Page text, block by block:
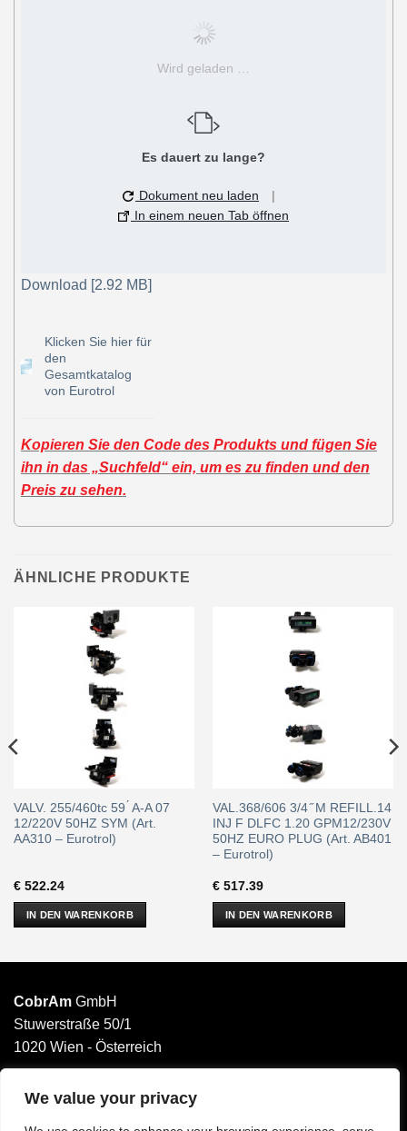
We value your privacy
Wird geladen …
Es dauert zu lange?
Dokument neu laden
|
In einem neuen Tab öffnen
Download [2.92 MB]
Klicken Sie hier für
den
Gesamtkatalog
von Eurotrol
Kopieren Sie den Code des Produkts und fügen Sie
ihn in das „Suchfeld“ ein, um es zu finden und den
Preis zu sehen.
ÄHNLICHE PRODUKTE
VALV. 255/460tc 59 ́ A-A 07
12/220V 50HZ SYM (Art.
AA310 – Eurotrol)
€522.24
IN DEN WARENKORB
VAL.368/606 3/4 ̋ M REFILL.14
INJ F DLFC 1.20 GPM12/230V
50HZ EURO PLUG (Art. AB401
– Eurotrol)
€517.39
IN DEN WARENKORB
CobrAm GmbH
Stuwerstraße 50/1
1020 Wien - Österreich
______________________
Email: office@cobram.gmbh